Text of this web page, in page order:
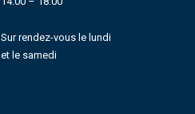
Sur rendez-vous le lundi
et le samedi